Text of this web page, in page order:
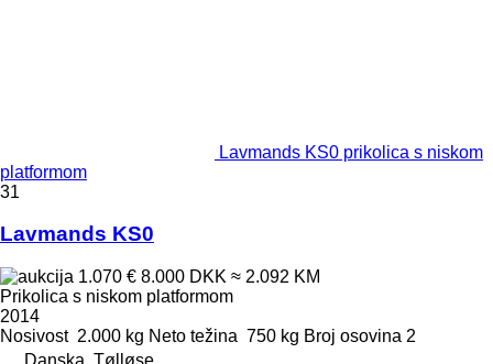
Lavmands KS0 prikolica s niskom
platformom
31
Lavmands KS0
1.070 € 8.000 DKK ≈ 2.092 KM
Prikolica s niskom platformom
2014
Nosivost 2.000 kg Neto težina 750 kg Broj osovina 2